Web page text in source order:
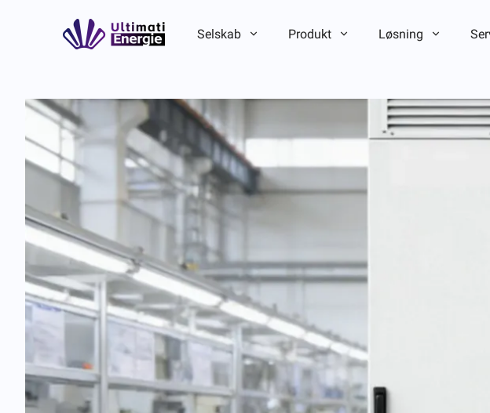
Selskab Produkt Løsning
Virksomhedsintroduktion
ESG
Brandhistorie
Hold-/lokal fordel
ESG
Brandhistorie
Hold-/lokal fordel